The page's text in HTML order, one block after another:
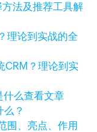
方法及推荐工具解
CRM？理论到实
查看文章
？